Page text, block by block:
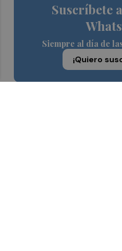
Suscríbete
Siempre al día de
¡Quiero